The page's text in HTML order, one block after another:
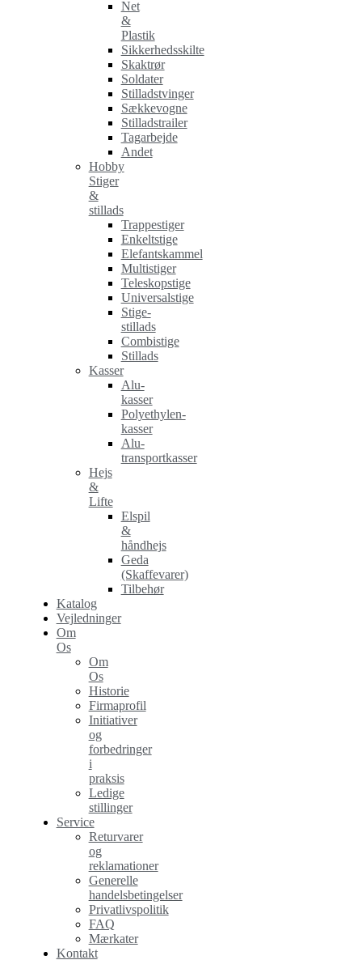
Net
&
Plastik
Sikkerhedsskilte
Skaktrør
Soldater
Stilladstvinger
Sækkevogne
Stilladstrailer
Tagarbejde
Andet
Hobby
Stiger
&
stillads
Trappestiger
Enkeltstige
Elefantskammel
Multistiger
Teleskopstige
Universalstige
Stige-
stillads
Combistige
Stillads
Kasser
Alu-
kasser
Polyethylen-
kasser
Alu-
transportkasser
Hejs
&
Lifte
Elspil
&
håndhejs
Geda
(Skaffevarer)
Tilbehør
Katalog
Vejledninger
Om
Os
Om
Os
Historie
Firmaprofil
Initiativer
og
forbedringer
i
praksis
Ledige
stillinger
Service
Returvarer
og
reklamationer
Generelle
handelsbetingelser
Privatlivspolitik
FAQ
Mærkater
Kontakt